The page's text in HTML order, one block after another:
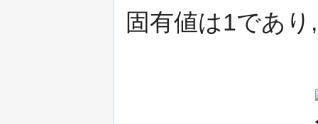
固有値は1であ